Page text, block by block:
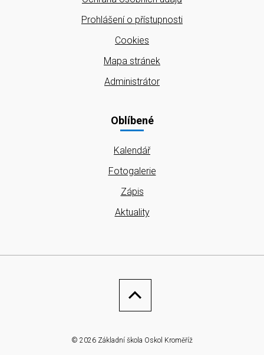
Prohlášení o přístupnosti
Cookies
Mapa stránek
Administrátor
Oblíbené
Kalendář
Fotogalerie
Zápis
Aktuality
© 2026 Základní škola Oskol Kroměříž